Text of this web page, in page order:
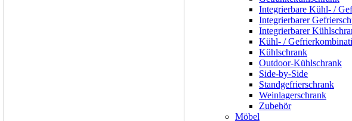
Integrierbare Kühl- /
Integrierbarer
Integrierbarer
Kühl- /
Kühlschrank
Outdoor-Kühlschrank
Side-by-Side
Standgefrierschrank
Weinlagerschrank
Zubehör
Möbel